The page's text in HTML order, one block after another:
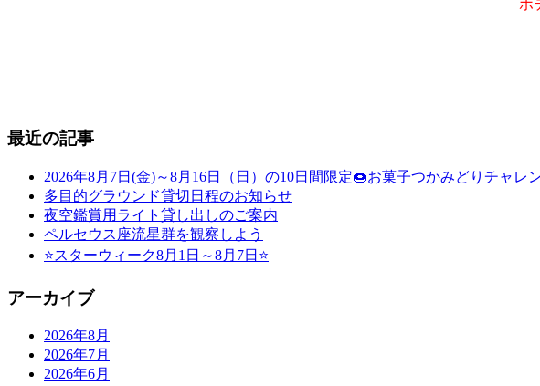
ホ
最近の記事
2026年8月7日(金)～8月16日（日）の10日間限定🍩お菓子つかみどりチャレ
多目的グラウンド貸切日程のお知らせ
夜空鑑賞用ライト貸し出しのご案内
ペルセウス座流星群を観察しよう
⭐スターウィーク8月1日～8月7日⭐
アーカイブ
2026年8月
2026年7月
2026年6月